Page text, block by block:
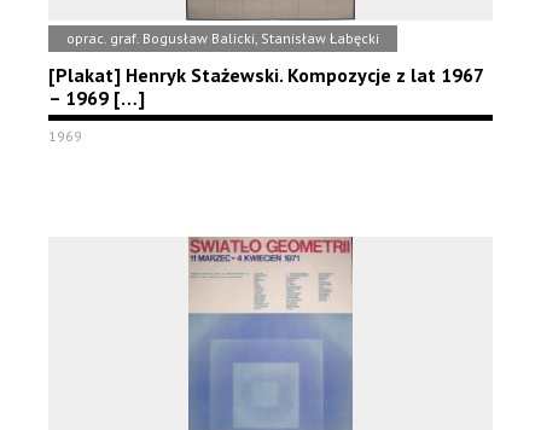
oprac. graf. Bogusław Balicki, Stanisław Łabęcki
[Plakat] Henryk Stażewski. Kompozycje z lat 1967
– 1969 […]
1969